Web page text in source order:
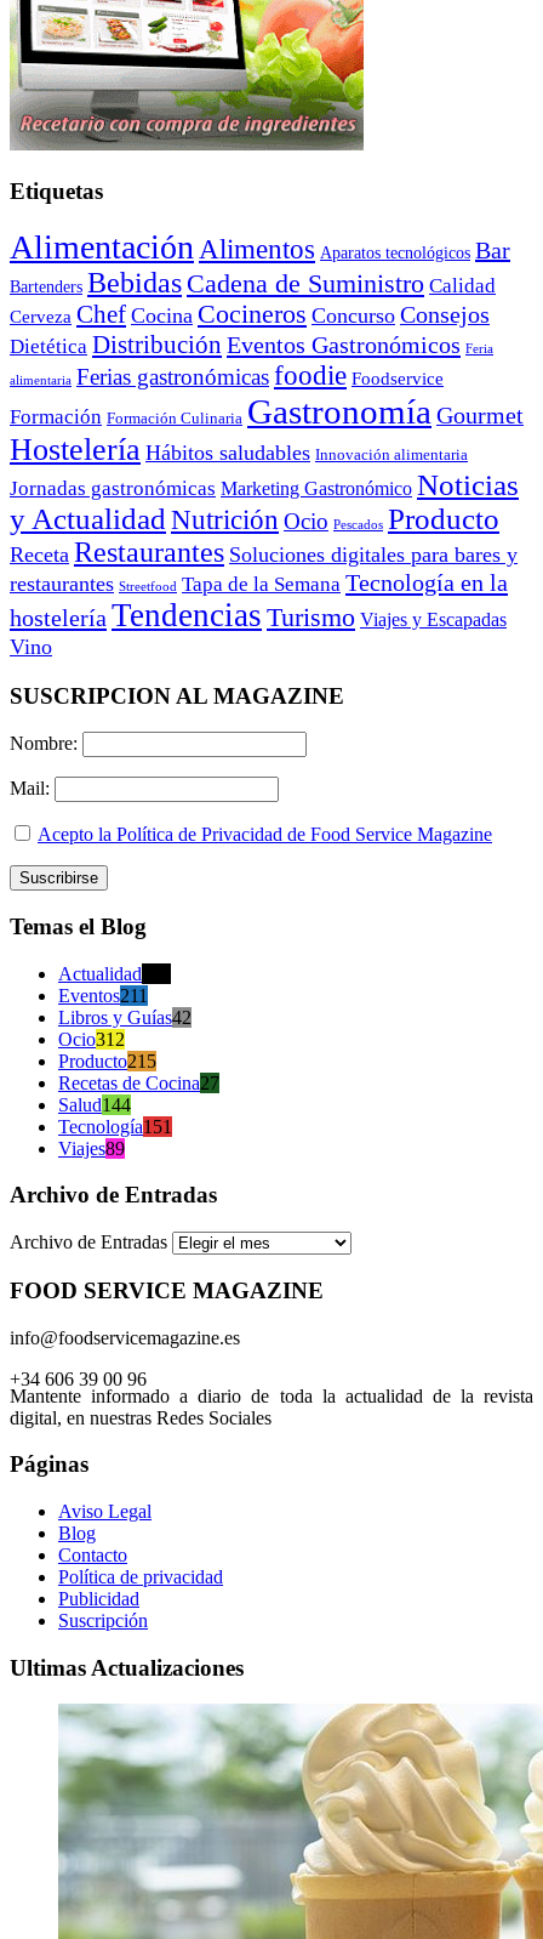
Etiquetas
Alimentación Alimentos Aparatos tecnológicos Bar
Bartenders Bebidas Cadena de Suministro Calidad
Cerveza Chef Cocina Cocineros Concurso Consejos
Dietética Distribución Eventos Gastronómicos Feria
alimentaria Ferias gastronómicasfoodie Foodservice
Formación Formación Culinaria Gastronomía Gourmet
Hostelería Hábitos saludables Innovación alimentaria
Jornadas gastronómicas Marketing Gastronómico Noticias
y Actualidad Nutrición Ocio Pescados Producto
Receta Restaurantes Soluciones digitales para bares y
restaurantes Streetfood Tapa de la Semana Tecnología en la
hostelería Tendencias Turismo Viajes y Escapadas
Vino
SUSCRIPCION AL MAGAZINE
Nombre:
Mail:
Acepto la Política de Privacidad de Food Service Magazine
Temas el Blog
Actualidad
Eventos211
Libros y Guías42
Ocio312
Producto215
Recetas de Cocina27
Salud144
Tecnología151
Viajes89
Archivo de Entradas
Archivo de Entradas
FOOD SERVICE MAGAZINE
info@foodservicemagazine.es
+34 606 39 00 96
Mantente informado a diario de toda la actualidad de la revista
digital, en nuestras Redes Sociales
Páginas
Aviso Legal
Blog
Contacto
Política de privacidad
Publicidad
Suscripción
Ultimas Actualizaciones